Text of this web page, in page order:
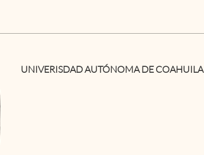
UNIVERISDAD AUTÓNOMA DE COAHUILA